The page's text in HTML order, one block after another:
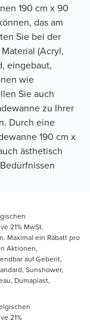
190 cm x 90
das am
Sie bei der
(Acryl,
eingebaut,
wie
Sie auch
zu Ihrer
Durch eine
190 cm x
ästhetisch
21% MwSt.
Maximal ein Rabatt pro
Aktionen,
auf Geberit,
Sunshower,
Dumaplast,
21%